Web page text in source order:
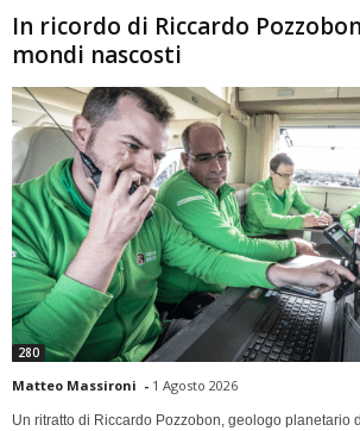
In ricordo di Riccardo
mondi nascosti
280
Matteo Massironi - 1 Agosto 2026
Un ritratto di Riccardo Pozzobon, geologo planetario